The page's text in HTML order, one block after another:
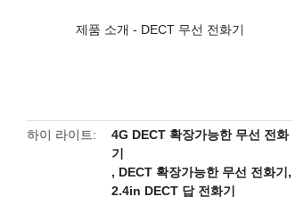
제품 소개 - DECT 무선 전화기
하이 라이트
4G DECT 확장가능한 무선 전화
기
, DECT 확장가능한 무선 전화기 ,
2.4in DECT 답 전화기